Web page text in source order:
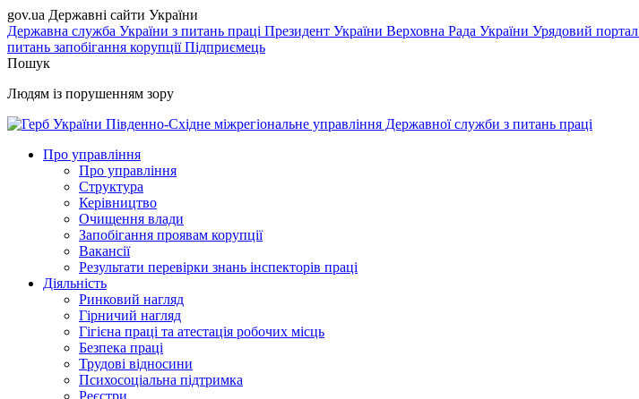
gov.ua Державні сайти України
Державна служба України з питань праці Президент України Верховна Рада України Урядовий портал
питань запобігання корупціїПідприємець
Пошук
Людям із порушенням зору
Південно-Східне міжрегіональне управління Державної служби з питань праці
Про управління
Про управління
Структура
Керівництво
Очищення влади
Запобігання проявам корупції
Вакансії
Результати перевірки знань інспекторів праці
Діяльність
Ринковий нагляд
Гірничий нагляд
Гігієна праці та атестація робочих місць
Безпека праці
Трудові відносини
Психосоціальна підтримка
Реєстри